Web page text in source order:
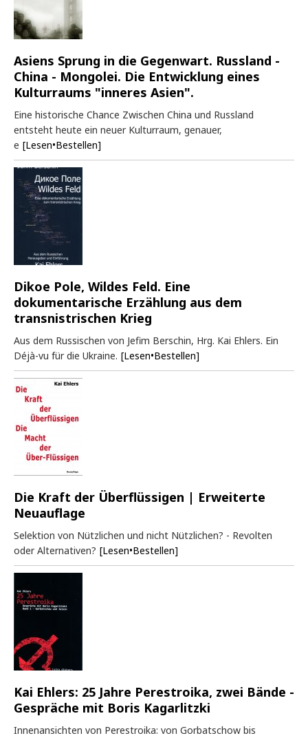
Asiens Sprung in die Gegenwart. Russland -
China - Mongolei. Die Entwicklung eines
Kulturraums "inneres Asien".
Eine historische Chance Zwischen China und Russland
entsteht heute ein neuer Kulturraum, genauer,
e [Lesen•Bestellen]
Dikoe Pole, Wildes Feld. Eine
dokumentarische Erzählung aus dem
transnistrischen Krieg
Aus dem Russischen von Jefim Berschin, Hrg. Kai Ehlers. Ein
Déjà-vu für die Ukraine. [Lesen•Bestellen]
Die Kraft der Überflüssigen | Erweiterte
Neuauflage
Selektion von Nützlichen und nicht Nützlichen? - Revolten
oder Alternativen? [Lesen•Bestellen]
Kai Ehlers: 25 Jahre Perestroika, zwei Bände -
Gespräche mit Boris Kagarlitzki
Innenansichten von Perestroika: von Gorbatschow bis